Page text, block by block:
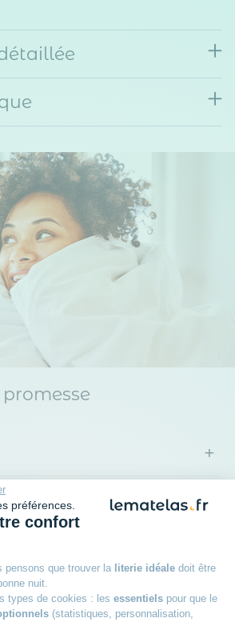
préférences.
confort
pensons que trouver la literie idéale doit être
nuit.
types de cookies : les essentiels pour que le
(statistiques, personnalisation,
+
d'avis +
dès 49€
ou en point relais +